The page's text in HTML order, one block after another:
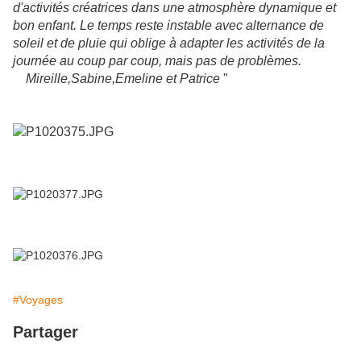
d'activités créatrices dans une atmosphère dynamique et
bon enfant. Le temps reste instable avec alternance de
soleil et de pluie qui oblige à adapter les activités de la
journée au coup par coup, mais pas de problèmes.
Mireille,Sabine,Emeline et Patrice "
#Voyages
Partager